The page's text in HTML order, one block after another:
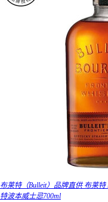
布莱特（Bulleit）品牌直供 布莱
特波本威士忌700ml